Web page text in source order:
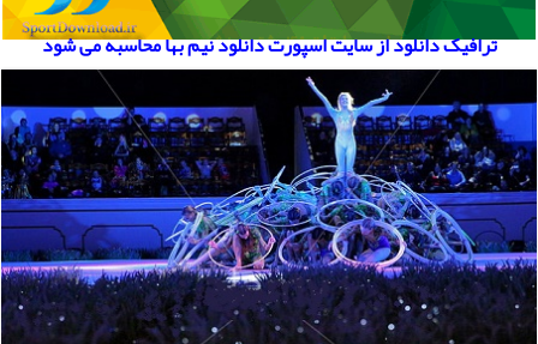
ترافیک دانلود از سایت اسپورت دانلود نیم بها محاسبه می شود